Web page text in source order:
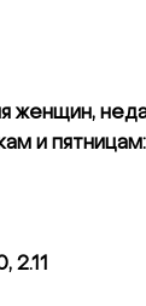
женщин,
и пятницам:
2.11